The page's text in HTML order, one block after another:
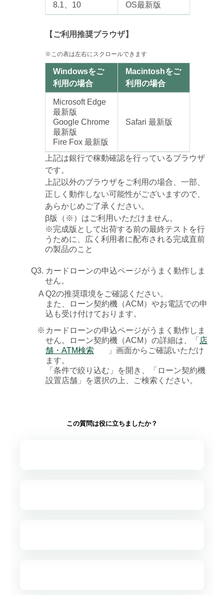
8.1、10 OS最新版
【ご利用推奨ブラウザ】
※この表は左右にスクロールできます
Windowsをご
利用の場合
Macintoshをご
利用の場合
Microsoft Edge
最新版
Google Chrome
最新版
Fire Fox 最新版
Safari 最新版
上記は銀行で稼動確認を行っているブラウザ
です。
上記以外のブラウザをご利用の場合、一部、
正しく動作しない可能性がございますので、
あらかじめご了承ください。
β版（※）はご利用いただけません。
※完成版として出荷する前の最終テストを行
うために、広く利用者に配布される完成直前
の製品のこと
Q3. カードローンの申込ページがうまく動作しま
せん。
A Q2の推奨環境をご確認ください。
また、ローン契約機（ACM）やお電話での申
込も受け付けております。
※ カードローンの申込ページがうまく動作しま
せん。ローン契約機（ACM）の詳細は、「 店
舗・ATM検索
」画面からご確認いただけ
ます。
「条件で絞り込む」を開き、「ローン契約機
設置店舗」を選択の上、ご検索ください。
この質問は役に立ちましたか？